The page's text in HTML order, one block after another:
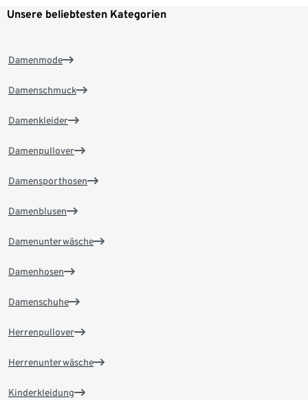
Unsere beliebtesten Kategorien
Damenmode
Damenschmuck
Damenkleider
Damenpullover
Damensporthosen
Damenblusen
Damenunterwäsche
Damenhosen
Damenschuhe
Herrenpullover
Herrenunterwäsche
Kinderkleidung